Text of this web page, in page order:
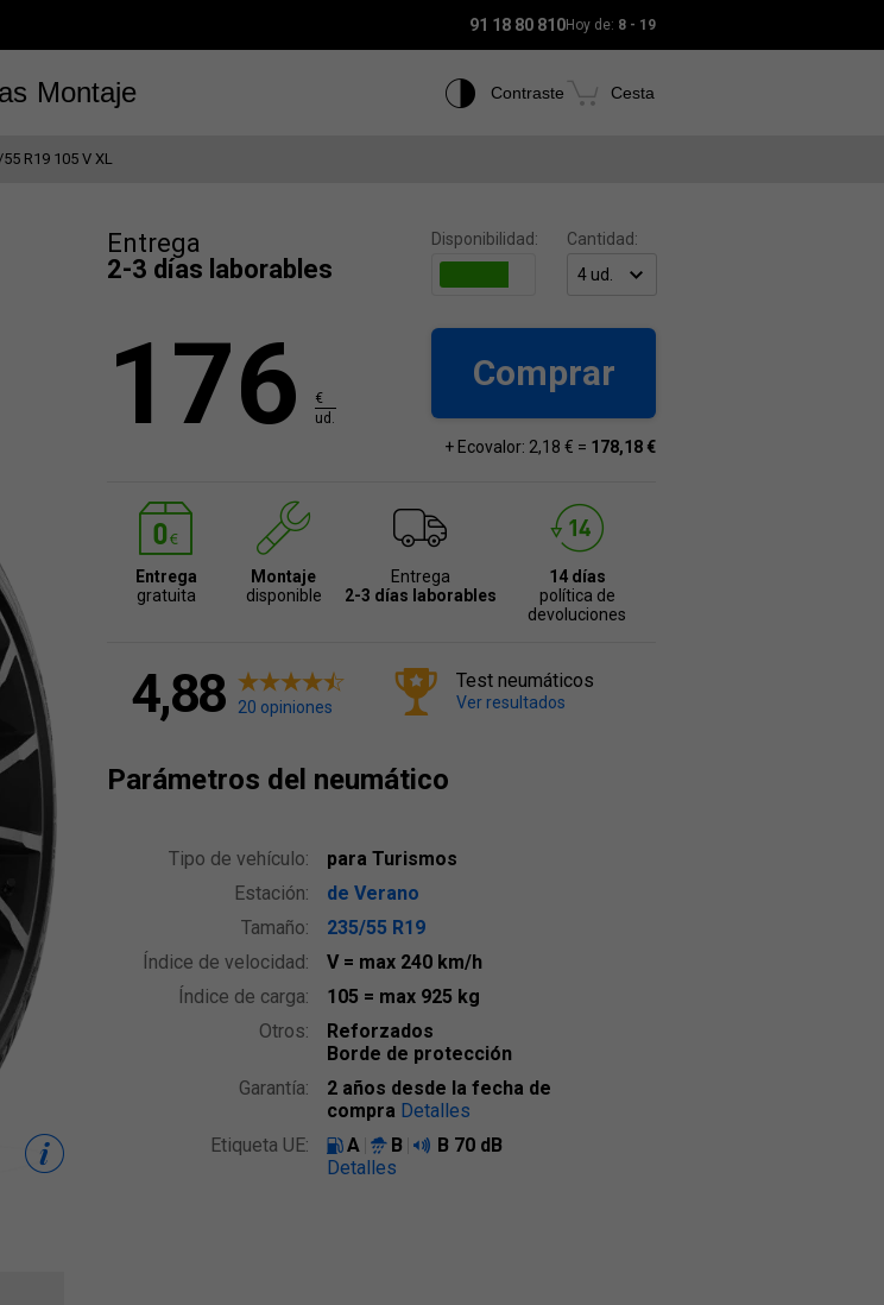
91 18 80 810Hoy de: 8 - 19
Montaje Contraste Cesta
R19 105 V XL
Entrega
2-3 días laborables
Disponibilidad: Cantidad:
176
€
ud.
Comprar
+ Ecovalor: 2,18 € = 178,18 €
Entrega
gratuita
Montaje
disponible
Entrega
2-3 días laborables
14 días
política de
devoluciones
4,88 20 opiniones
Test neumáticos
Ver resultados
Parámetros del neumático
Tipo de vehículo:
para Turismos
Estación:
de Verano
Tamaño:
235/55 R19
Índice de velocidad:
V = max 240 km/h
Índice de carga:
105 = max 925 kg
Otros:
Reforzados
Borde de protección
Garantía:
2 años desde la fecha de
compra Detalles
Etiqueta UE:
A B B 70 dB
Detalles